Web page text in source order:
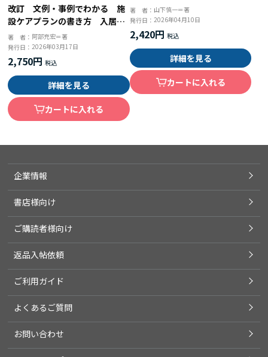
改訂 文例・事例でわかる 施
設ケアプランの書き方 入居
者・家族に伝わる表現の具体的
なヒント
著 者： 阿部充宏＝著
発行日：2026年03月17日
2,750円
詳細を見る
カートに入れる
著 者： 山下慎一＝著
発行日： 2026年04月10日
2,420円
詳細を見る
カートに入れる
企業情報
書店様向け
ご購読者様向け
返品入帖依頼
ご利用ガイド
よくあるご質問
お問い合わせ